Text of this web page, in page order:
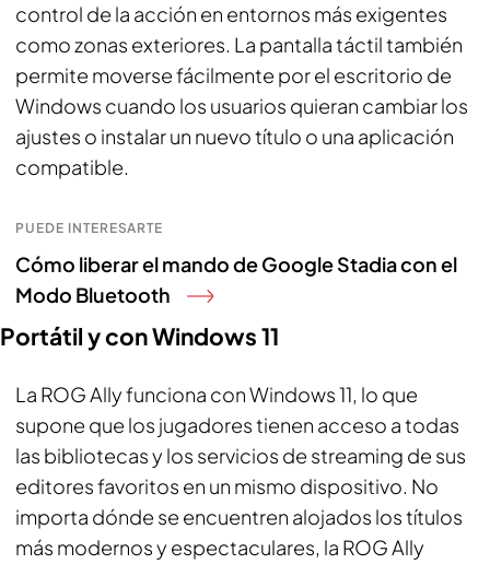
control de la acción en entornos más exigentes
como zonas exteriores. La pantalla táctil también
permite moverse fácilmente por el escritorio de
Windows cuando los usuarios quieran cambiar los
ajustes o instalar un nuevo título o una aplicación
compatible.
PUEDE INTERESARTE
Cómo liberar el mando de Google Stadia con el
Modo Bluetooth
Portátil y con Windows 11
La ROG Ally funciona con Windows 11, lo que
supone que los jugadores tienen acceso a todas
las bibliotecas y los servicios de streaming de sus
editores favoritos en un mismo dispositivo. No
importa dónde se encuentren alojados los títulos
más modernos y espectaculares, la ROG Ally